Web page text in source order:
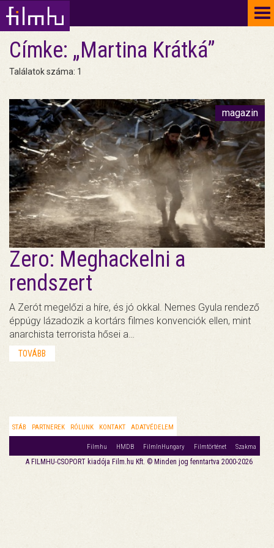
Címke: „Martina Krátká”
Találatok száma: 1
magazin
Zero: Meghackelni a
rendszert
A Zerót megelőzi a híre, és jó okkal. Nemes Gyula rendező
éppúgy lázadozik a kortárs filmes konvenciók ellen, mint
anarchista terrorista hősei a…
TOVÁBB
STÁB PARTNEREK RÓLUNK KONTAKT ADATVÉDELEM
Filmhu HMDB FilmInHungary Filmtörténet Szakma
A FILMHU-CSOPORT kiadója Film.hu Kft. © Minden jog fenntartva 2000-2026